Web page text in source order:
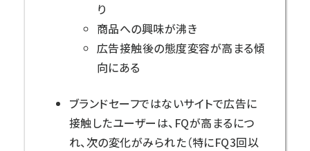
り
商品への興味が沸き
広告接触後の態度変容が高まる傾
向にある
ブランドセーフではないサイトで広告に
接触したユーザーは、FQが高まるにつ
れ、次の変化がみられた（特にFQ3回以